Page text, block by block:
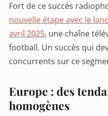
Fort de ce succès
nouvelle étape avec le
avril 2025, une chaîne
football. Un succès qui
concurrents sur ce
Europe : des
homogènes